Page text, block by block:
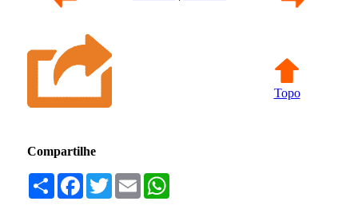
Topo
Compartilhe
Compartilhar
Facebook
TwitterEmail